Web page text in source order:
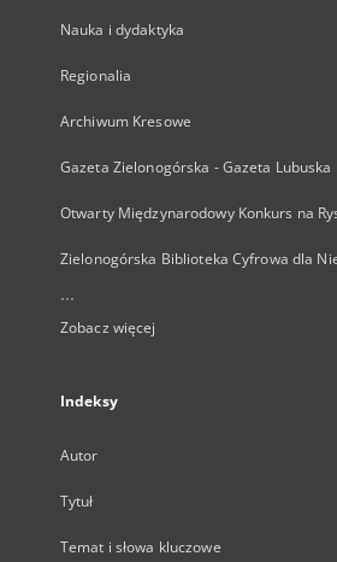
Nauka i dydaktyka
Regionalia
Archiwum Kresowe
Gazeta Zielonogórska - Gazeta Lubuska
Otwarty Międzynarodowy Konkurs na
Zielonogórska Biblioteka Cyfrowa dla
...
Zobacz więcej
Indeksy
Autor
Tytuł
Temat i słowa kluczowe